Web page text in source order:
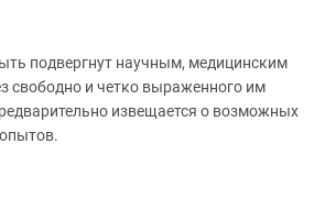
подвергнут научным, медицинским
свободно и четко выраженного им
извещается о возможных